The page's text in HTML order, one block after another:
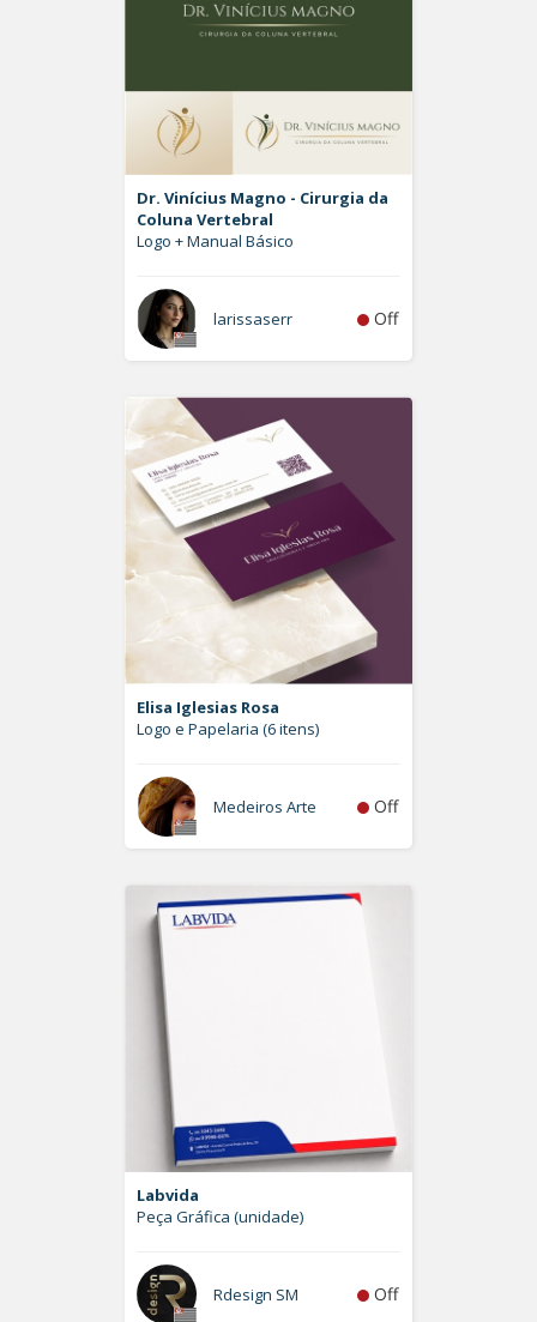
Dr. Vinícius Magno - Cirurgia da
Coluna Vertebral
Logo + Manual Básico
larissaserr Off
Elisa Iglesias Rosa
Logo e Papelaria (6 itens)
Medeiros Arte Off
Labvida
Peça Gráfica (unidade)
Rdesign SM Off